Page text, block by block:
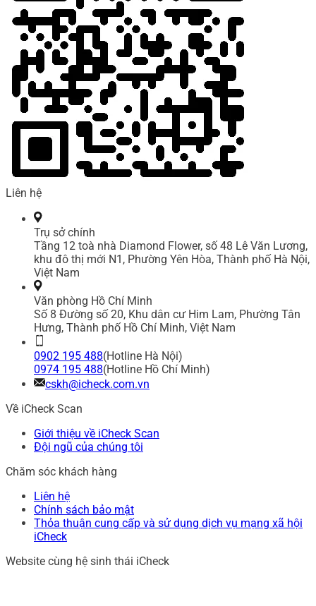
Liên hệ
Trụ sở chính
Tầng 12 toà nhà Diamond Flower, số 48 Lê Văn Lương,
khu đô thị mới N1, Phường Yên Hòa, Thành phố Hà Nội,
Việt Nam
Văn phòng Hồ Chí Minh
Số 8 Đường số 20, Khu dân cư Him Lam, Phường Tân
Hưng, Thành phố Hồ Chí Minh, Việt Nam
0902 195 488(Hotline Hà Nội)
0974 195 488(Hotline Hồ Chí Minh)
cskh@icheck.com.vn
Về iCheck Scan
Giới thiệu về iCheck Scan
Đội ngũ của chúng tôi
Chăm sóc khách hàng
Liên hệ
Chính sách bảo mật
Thỏa thuận cung cấp và sử dụng dịch vụ mạng xã hội
iCheck
Website cùng hệ sinh thái iCheck